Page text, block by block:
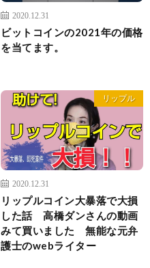
2020.12.31
ビットコインの2021年の価格
を当てます。
リップル
2020.12.31
リップルコイン大暴落で大損
した話 高橋ダンさんの動画
みて買いました 無能な元弁
護士のwebライター